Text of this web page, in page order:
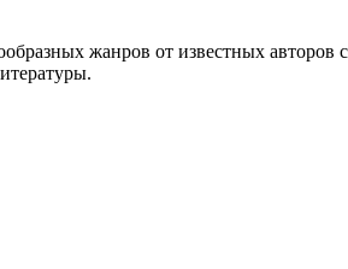
жанров от известных авторов